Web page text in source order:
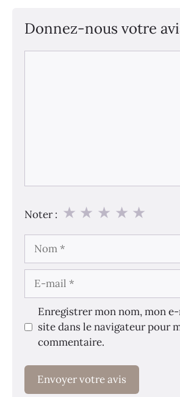
Donnez-nous votre
Noter : ★
★
★
★
★
mail
Enregistrer mon nom, mon
site dans le navigateur pour
commentaire.